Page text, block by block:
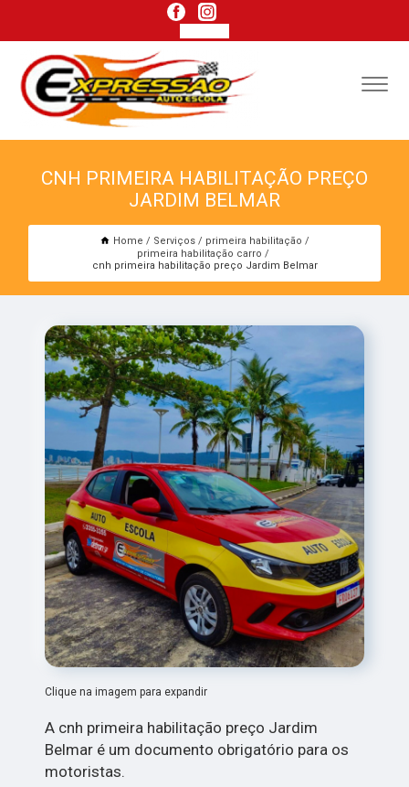
CNH PRIMEIRA HABILITAÇÃO PREÇO
JARDIM BELMAR
Home Serviços
primeira habilitação
primeira habilitação carro
cnh primeira habilitação preço Jardim Belmar
Clique na imagem para expandir
A cnh primeira habilitação preço Jardim
Belmar é um documento obrigatório para os
motoristas.